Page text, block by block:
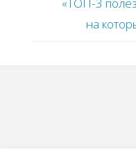
«ТОП-3
на